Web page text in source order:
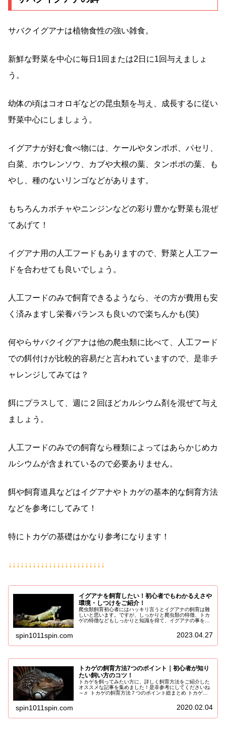
サバクイグアナは植物食性の強い雑食。
新鮮な野菜を中心に毎日1回または2日に1回与えましょ
う。
幼体の頃はコオロギなどの昆虫類を与え、成長するに従い
野菜中心にしましょう。
イグアナが好む食べ物には、ケールやタンポポ、パセリ、
白菜、ホウレンソウ、カブや大根の葉、タンポポの葉、も
やし、種のないリンゴなどがあります。
もちろんカボチャやニンジンなどの彩り豊かな野菜も混ぜ
てあげて！
イグアナ用の人工フードもありますので、野菜と人工フー
ドを合わせても良いでしょう。
人工フードのみで飼育できるようなら、その方が費用も安
く済みますし栄養バランスも良いので楽ちんかも(笑)
何やらサバクイグアナは他の爬虫類に比べて、人工フード
での餌付けが比較的容易だと言われていますので、是非チ
ャレンジしてみては？
餌にプラスして、週に２回ほどカルシウム剤を混ぜて与え
ましょう。
人工フードのみでの飼育なら種類によってはあらかじめカ
ルシウムが含まれているので必要ありません。
餌や飼育道具などはイグアナやトカゲの基本的な飼育方法
などを参考にしてみて！
特にトカゲの基礎はかなり参考になります！
↓↓↓↓↓↓↓↓↓↓↓↓↓↓↓↓↓↓↓↓↓↓↓↓
イグアナを飼育したい！初心者でもわかるえさや
環境・しつけをご紹介！
爬虫類飼育初心者にはハッキリ言うとイグアナの飼育は難
しいと思います。ですが、しっかりと爬虫類の特徴、トカ
ゲの特徴などもしっかりと知識を得て、イグアナの事を勉
spin1011spin.com 2023.04.27
トカゲの飼育方法7つのポイント｜初心者が知り
たい飼い方のコツ！
トカゲを飼ってみたい方に、詳しく飼育方法をご紹介した
オススメな記事を集めました！是非参考にしてくださいね
～♬ トカゲの飼育方法７つのポイント総まとめ トカゲを
spin1011spin.com 2020.02.04